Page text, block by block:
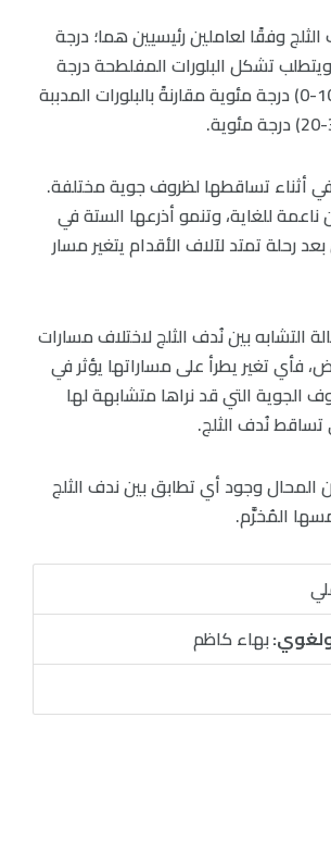
وفقًا لعاملين رئيسيين هما؛ درجة
ويتطلب تشكل البلورات المفلطحة درجة
حرارة تتراوح من (10-0) درجة مئوية مقارنةً بالبلورات المدببة
أثناء تساقطها لظروف جوية مختلفة.
للغاية، وتنمو أذرعها الستة في
رحلة تمتد لآلاف الأقدام يتغير مسار
التشابه بين نُدف الثلج لاختلاف مسارات
فأي تغير يطرأ على مساراتها يؤثر في
الجوية التي قد نراها متشابهة لها
تساقط نُدف الثلج.
المحال وجود أي تطابق بين ندف الثلج
المُخرَّم.
بهاء كاظم